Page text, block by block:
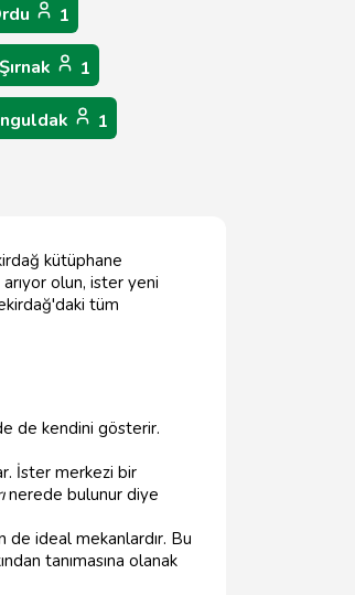
1
Şırnak 1
1
kütüphane
olun, ister yeni
tüm
de kendini gösterir.
İster merkezi bir
nerede bulunur diye
de ideal mekanlardır. Bu
tanımasına olanak